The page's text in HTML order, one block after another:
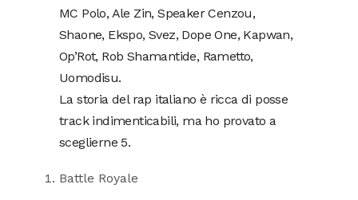
MC Polo, Ale Zin, Speaker Cenzou,
Shaone, Ekspo, Svez, Dope One, Kapwan,
Op’Rot, Rob Shamantide, Rametto,
Uomodisu.
La storia del rap italiano è ricca di posse
track indimenticabili, ma ho provato a
sceglierne 5.
Battle Royale